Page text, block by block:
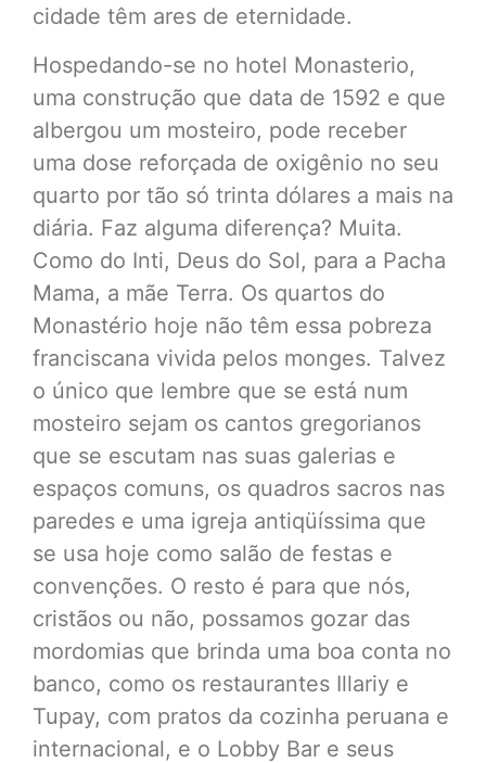
cidade têm ares de eternidade.
Hospedando-se no hotel Monasterio,
uma construção que data de 1592 e que
albergou um mosteiro, pode receber
uma dose reforçada de oxigênio no seu
quarto por tão só trinta dólares a mais na
diária. Faz alguma diferença? Muita.
Como do Inti, Deus do Sol, para a Pacha
Mama, a mãe Terra. Os quartos do
Monastério hoje não têm essa pobreza
franciscana vivida pelos monges. Talvez
o único que lembre que se está num
mosteiro sejam os cantos gregorianos
que se escutam nas suas galerias e
espaços comuns, os quadros sacros nas
paredes e uma igreja antiqüíssima que
se usa hoje como salão de festas e
convenções. O resto é para que nós,
cristãos ou não, possamos gozar das
mordomias que brinda uma boa conta no
banco, como os restaurantes Illariy e
Tupay, com pratos da cozinha peruana e
internacional, e o Lobby Bar e seus